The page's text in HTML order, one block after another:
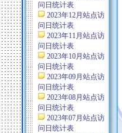
问日统计表
2023年12月站点访
问日统计表
2023年11月站点访
问日统计表
2023年10月站点访
问日统计表
2023年09月站点访
问日统计表
2023年08月站点访
问日统计表
2023年07月站点访
问日统计表